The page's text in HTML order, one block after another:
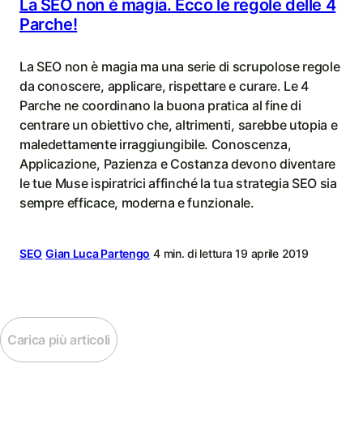
La SEO non è magia. Ecco le regole delle 4
Parche!
La SEO non è magia ma una serie di scrupolose regole
da conoscere, applicare, rispettare e curare. Le 4
Parche ne coordinano la buona pratica al fine di
centrare un obiettivo che, altrimenti, sarebbe utopia e
maledettamente irraggiungibile. Conoscenza,
Applicazione, Pazienza e Costanza devono diventare
le tue Muse ispiratrici affinché la tua strategia SEO sia
sempre efficace, moderna e funzionale.
SEO Gian Luca Partengo 4 min. di lettura 19 aprile 2019
Carica più articoli